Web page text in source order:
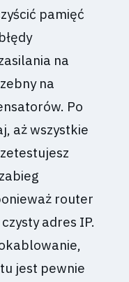
pamięć
na
na
Po
aż wszystkie
router
adres IP.
jest pewnie